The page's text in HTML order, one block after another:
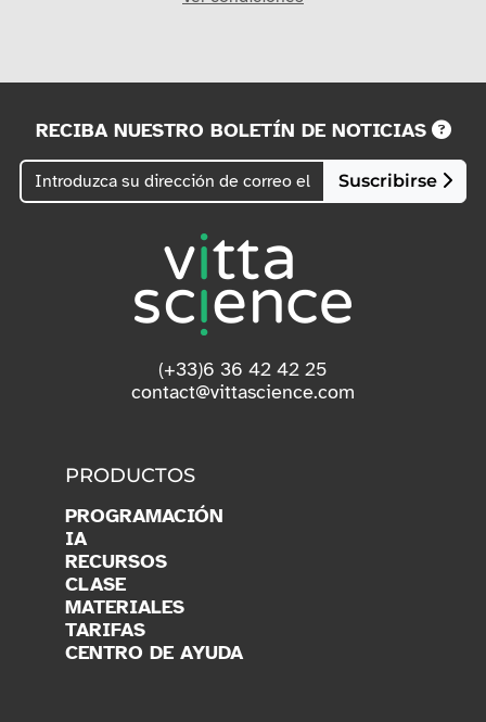
RECIBA NUESTRO BOLETÍN DE NOTICIAS
Suscribirse
(+33)6 36 42 42 25
contact@vittascience.com
PRODUCTOS
PROGRAMACIÓN
IA
RECURSOS
CLASE
MATERIALES
TARIFAS
CENTRO DE AYUDA